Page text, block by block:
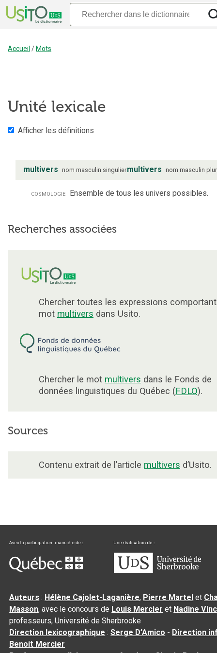
Accueil / Mots
Unité lexicale
Afficher les définitions
multivers nom masculin singuliermultivers nom masculin
cosmologie Ensemble de tous les univers possibles.
Recherches associées
Chercher toutes les expressions
mot multivers dans Usito.
Chercher le mot multivers dans le Fonds de
données linguistiques du Québec (FDLQ).
Sources
Contenu extrait de l’article multivers d’Usito.
Auteurs : Hélène Cajolet-Laganière, Pierre Martel et
Masson, avec le concours de Louis Mercier et Nadine
professeurs, Université de Sherbrooke
Direction lexicographique :Serge D’Amico - Direction
Benoit Mercier